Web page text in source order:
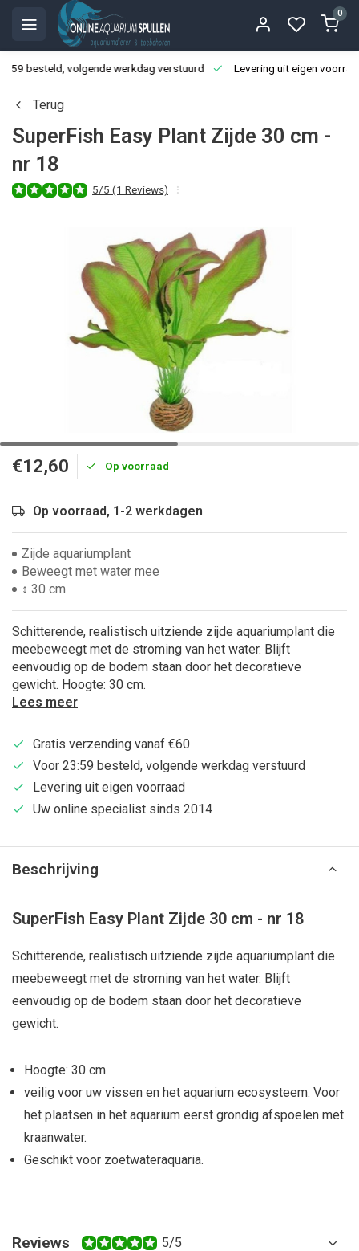
0
besteld, volgende werkdag verstuurd Levering uit eigen
Terug
SuperFish Easy Plant Zijde 30 cm -
nr 18
5/5 (1 Reviews)
€12,60 Op voorraad
Op voorraad, 1-2 werkdagen
Zijde aquariumplant
Beweegt met water mee
↕ 30 cm
Schitterende, realistisch uitziende zijde aquariumplant die
meebeweegt met de stroming van het water. Blijft
eenvoudig op de bodem staan door het decoratieve
gewicht. Hoogte: 30 cm.
Lees meer
Gratis verzending vanaf €60
Voor 23:59 besteld, volgende werkdag verstuurd
Levering uit eigen voorraad
Uw online specialist sinds 2014
Beschrijving
SuperFish Easy Plant Zijde 30 cm - nr 18
Schitterende, realistisch uitziende zijde aquariumplant die
meebeweegt met de stroming van het water. Blijft
eenvoudig op de bodem staan door het decoratieve
gewicht.
Hoogte: 30 cm.
veilig voor uw vissen en het aquarium ecosysteem. Voor
het plaatsen in het aquarium eerst grondig afspoelen met
kraanwater.
Geschikt voor zoetwateraquaria.
Reviews 5/5